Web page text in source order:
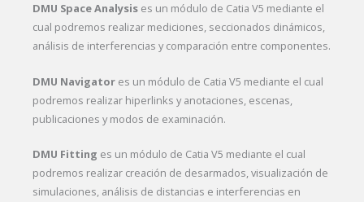
DMU Space Analysis es un módulo de Catia V5 mediante el
cual podremos realizar mediciones, seccionados dinámicos,
análisis de interferencias y comparación entre componentes.
DMU Navigator es un módulo de Catia V5 mediante el cual
podremos realizar hiperlinks y anotaciones, escenas,
publicaciones y modos de examinación.
DMU Fitting es un módulo de Catia V5 mediante el cual
podremos realizar creación de desarmados, visualización de
simulaciones, análisis de distancias e interferencias en